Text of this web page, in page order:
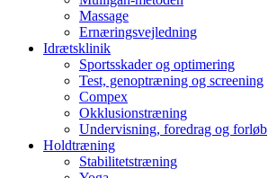
Massage
Ernæringsvejledning
Idrætsklinik
Sportsskader og optimering
Test, genoptræning og screening
Compex
Okklusionstræning
Undervisning, foredrag og forløb
Holdtræning
Stabilitetstræning